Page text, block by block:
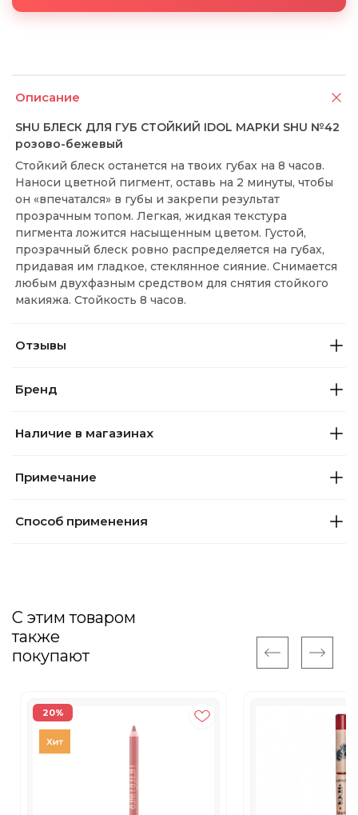
Описание
SHU БЛЕСК ДЛЯ ГУБ СТОЙКИЙ IDOL МАРКИ SHU №42
розово-бежевый
Стойкий блеск останется на твоих губах на 8 часов.
Наноси цветной пигмент, оставь на 2 минуты, чтобы
он «впечатался» в губы и закрепи результат
прозрачным топом. Легкая, жидкая текстура
пигмента ложится насыщенным цветом. Густой,
прозрачный блеск ровно распределяется на губах,
придавая им гладкое, стеклянное сияние. Снимается
любым двухфазным средством для снятия стойкого
макияжа. Стойкость 8 часов.
Отзывы
Бренд
Наличие в магазинах
Примечание
Способ применения
С этим товаром
также
покупают
20%